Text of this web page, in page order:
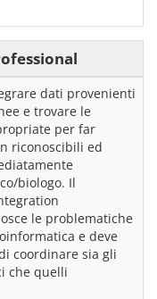
dati provenienti
e trovare le
per far
riconoscibili ed
biologo. Il
le problematiche
e deve
coordinare sia gli
che quelli